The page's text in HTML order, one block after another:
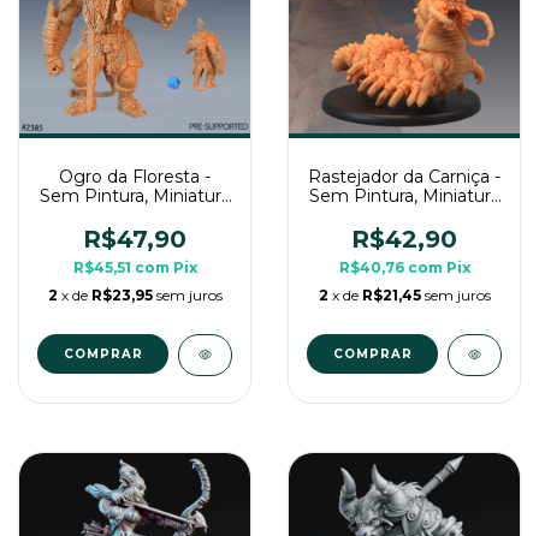
Ogro da Floresta -
Sem Pintura, Miniatura
de Mesa
R$47,90
R$45,51 com Pix
2 x de R$23,95 sem juros
COMPRAR
Rastejador da Carniça -
Sem Pintura, Miniatura
de Mesa
R$42,90
R$40,76 com Pix
2 x de R$21,45 sem juros
COMPRAR